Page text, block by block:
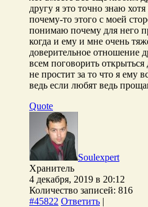
другу я это точно знаю
почему-то этого с моей
понимаю почему для него
когда и ему и мне очень
доверительное отношение
всем поговорить
не простит за то что я ему
ведь если любят ведь
Quote
Soulexpert
Хранитель
4 декабря, 2019 в 20:12
Количество записей: 816
#45822 Ответить |